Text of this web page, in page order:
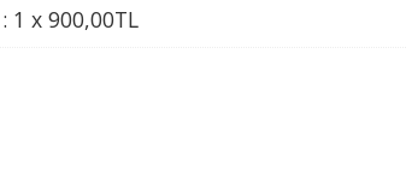
: 1 x 900,00TL